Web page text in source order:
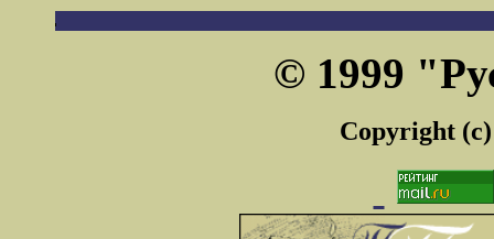
© 1999
Copyright